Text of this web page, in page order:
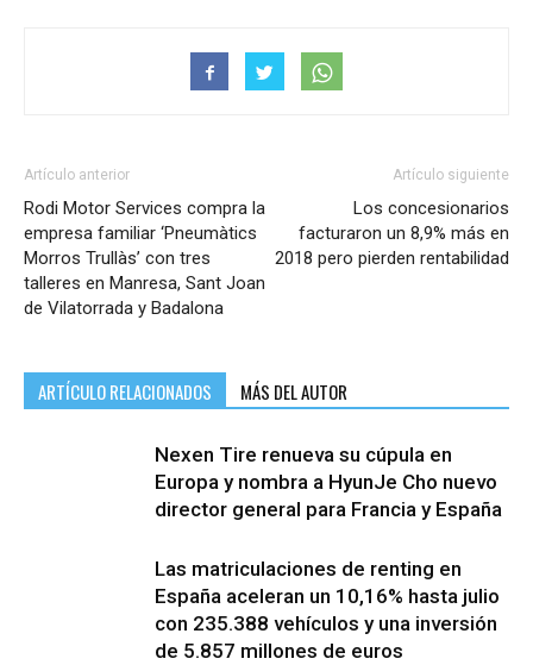
Artículo anterior
Rodi Motor Services compra la
empresa familiar ‘Pneumàtics
Morros Trullàs’ con tres
talleres en Manresa, Sant Joan
de Vilatorrada y Badalona
Artículo siguiente
Los concesionarios
facturaron un 8,9% más en
2018 pero pierden rentabilidad
ARTÍCULO RELACIONADOS MÁS DEL AUTOR
Nexen Tire renueva su cúpula en
Europa y nombra a HyunJe Cho nuevo
director general para Francia y España
Las matriculaciones de renting en
España aceleran un 10,16% hasta julio
con 235.388 vehículos y una inversión
de 5.857 millones de euros